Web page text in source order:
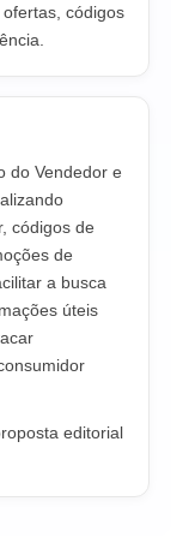
códigos
do Vendedor e
códigos de
de
a busca
úteis
editorial